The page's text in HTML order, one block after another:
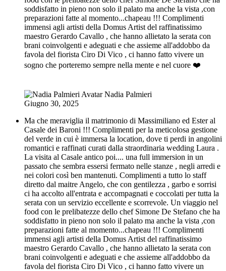
soddisfatto in pieno non solo il palato ma anche la vista ,con
preparazioni fatte al momento...chapeau !!! Complimenti
immensi agli artisti della Domus Artist del raffinatissimo
maestro Gerardo Cavallo , che hanno allietato la serata con
brani coinvolgenti e adeguati e che assieme all'addobbo da
favola del fiorista Ciro Di Vico , ci hanno fatto vivere un
sogno che porteremo sempre nella mente e nel cuore ❤️
Nadia Palmieri
Giugno 30, 2025
Ma che meraviglia il matrimonio di Massimiliano ed Ester al
Casale dei Baroni !!! Complimenti per la meticolosa gestione
del verde in cui è immersa la location, dove ti perdi in angolini
romantici e raffinati curati dalla straordinaria wedding Laura .
La visita al Casale antico poi.... una full immersion in un
passato che sembra essersi fermato nelle stanze , negli arredi e
nei colori così ben mantenuti. Complimenti a tutto lo staff
diretto dal maitre Angelo, che con gentilezza , garbo e sorrisi
ci ha accolto all'entrata e accompagnati e coccolati per tutta la
serata con un servizio eccellente e scorrevole. Un viaggio nel
food con le prelibatezze dello chef Simone De Stefano che ha
soddisfatto in pieno non solo il palato ma anche la vista ,con
preparazioni fatte al momento...chapeau !!! Complimenti
immensi agli artisti della Domus Artist del raffinatissimo
maestro Gerardo Cavallo , che hanno allietato la serata con
brani coinvolgenti e adeguati e che assieme all'addobbo da
favola del fiorista Ciro Di Vico , ci hanno fatto vivere un